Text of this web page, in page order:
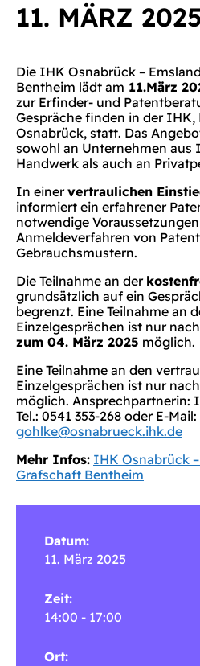
11. MÄRZ 2025
Die IHK Osnabrück –
Bentheim lädt am 11.März
zur Erfinder- und
Gespräche finden in der IHK,
Osnabrück, statt. Das
sowohl an Unternehmen aus
Handwerk als auch an
In einervertraulichen
informiert ein erfahrener
notwendige
Anmeldeverfahren von
Gebrauchsmustern.
Die Teilnahme an der
grundsätzlich auf ein
begrenzt. Eine Teilnahme an
Einzelgesprächen ist nur nach
zum 04. März 2025 möglich.
Eine Teilnahme an den
Einzelgesprächen ist nur
möglich. Ansprechpartnerin:
Tel.: 0541 353-268 oder E-Mail:
gohlke@osnabrueck.ihk.de
Mehr Infos: IHK Osnabrück
Grafschaft Bentheim
Datum:
11. März 2025
Zeit:
14:00 - 17:00
Ort: